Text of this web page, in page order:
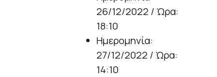
26/12/2022 / Ώρα:
18:10
Ημερομηνία:
27/12/2022 / Ώρα:
14:10